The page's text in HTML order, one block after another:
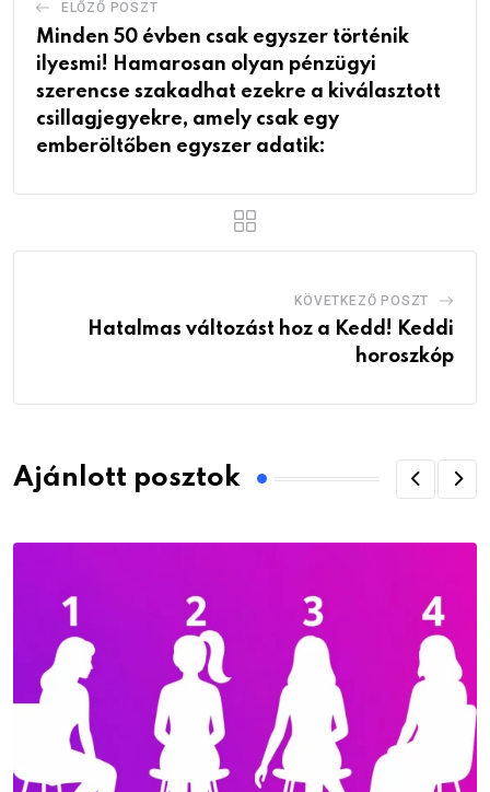
ELŐZŐ POSZT
Minden 50 évben csak egyszer történik
ilyesmi! Hamarosan olyan pénzügyi
szerencse szakadhat ezekre a kiválasztott
csillagjegyekre, amely csak egy
emberöltőben egyszer adatik:
KÖVETKEZŐ POSZT
Hatalmas változást hoz a Kedd! Keddi
horoszkóp
Ajánlott posztok